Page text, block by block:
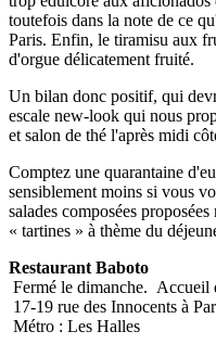
toutefois dans la note de ce
Paris. Enfin, le tiramisu aux
d'orgue délicatement fruité.
Un bilan donc positif, qui
escale new-look qui nous
et salon de thé l'après midi
Comptez une quarantaine
sensiblement moins si vous
salades composées
« tartines » à thème du
Restaurant Baboto
Fermé le dimanche. Accueil
17-19 rue des Innocents à
Métro : Les Halles